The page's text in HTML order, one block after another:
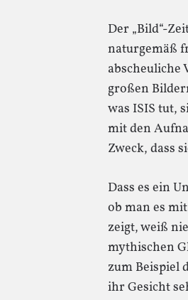
Der „Bild“-
naturgemäß
abscheuliche
großen
was ISIS tut,
mit den
Zweck, dass
Dass es ein
ob man es
zeigt, weiß
mythischen
zum Beispiel
ihr Gesicht